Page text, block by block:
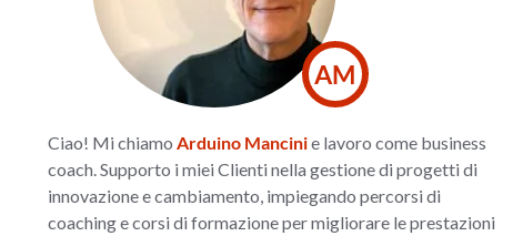
AM
Ciao! Mi chiamo Arduino Mancinie lavoro come business
coach. Supporto i miei Clienti nella gestione di progetti di
innovazione e cambiamento, impiegando percorsi di
coaching e corsi di formazione per migliorare le prestazioni